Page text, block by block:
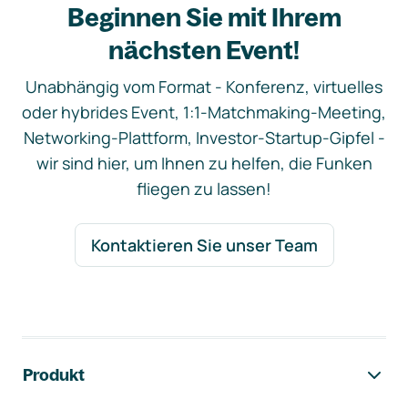
Beginnen Sie mit Ihrem
nächsten Event!
Unabhängig vom Format - Konferenz, virtuelles
oder hybrides Event, 1:1-Matchmaking-Meeting,
Networking-Plattform, Investor-Startup-Gipfel -
wir sind hier, um Ihnen zu helfen, die Funken
fliegen zu lassen!
Kontaktieren Sie unser Team
Produkt